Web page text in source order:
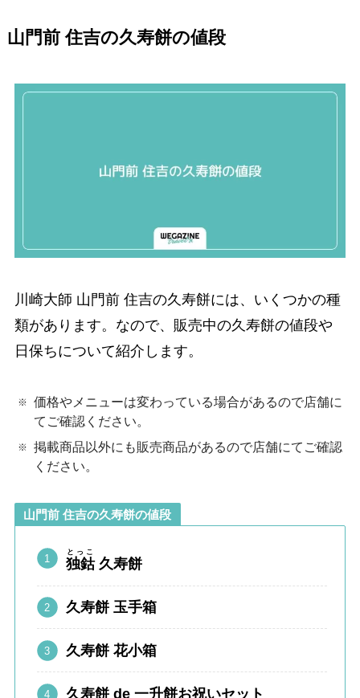
山門前 住吉の久寿餅の値段
川崎大師 山門前 住吉の久寿餅には、いくつかの種
類があります。なので、販売中の久寿餅の値段や
日保ちについて紹介します。
価格やメニューは変わっている場合があるので店舗に
てご確認ください。
掲載商品以外にも販売商品があるので店舗にてご確認
ください。
山門前 住吉の久寿餅の値段
独鈷
とっこ
久寿餅
久寿餅 玉手箱
久寿餅 花小箱
久寿餅 de 一升餅お祝いセット